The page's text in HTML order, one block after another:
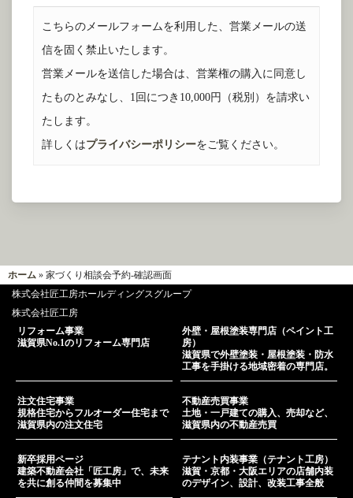
こちらのメールフォームを利用した、営業メールの送
信を固く禁止いたします。
営業メールを送信した場合は、営業権の購入に同意し
たものとみなし、1回につき10,000円（税別）を請求い
たします。
詳しくはプライバシーポリシーをご覧ください。
ホーム » 家づくり相談会予約-確認画面
株式会社匠工房ホールディングスグループ
株式会社匠工房
リフォーム事業
滋賀県No.1のリフォーム専門店
外壁・屋根塗装専門店（ペイント工
房）
滋賀県で外壁塗装・屋根塗装・防水
工事を手掛ける地域密着の専門店。
注文住宅事業
規格住宅からフルオーダー住宅まで
滋賀県内の注文住宅
不動産売買事業
土地・一戸建ての購入、売却など、
滋賀県内の不動産売買
新卒採用ページ
建築不動産会社「匠工房」で、未来
を共に創る仲間を募集中
テナント内装事業（テナント工房）
滋賀・京都・大阪エリアの店舗内装
のデザイン、設計、改装工事全般